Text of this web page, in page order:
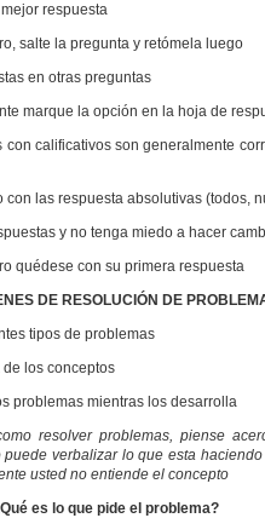
respuesta
la pregunta y retómela luego
en otras preguntas
la opción en la hoja de
calificativos son generalmente
las respuesta absolutivas (todos,
y no tenga miedo a hacer
con su primera respuesta
DE RESOLUCIÓN DE
tipos de problemas
los conceptos
mientras los desarrolla
resolver problemas, piense
verbalizar lo que esta
usted no entiende el concepto
es lo que pide el problema?